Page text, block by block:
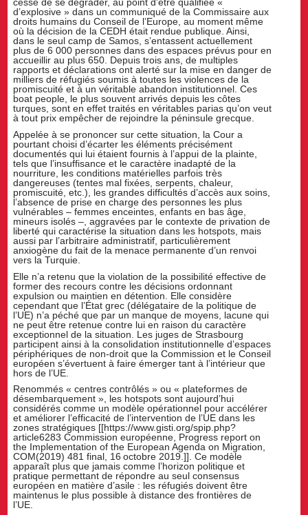
d’explosive » dans un communiqué de la Commissaire aux
droits humains du Conseil de l’Europe, au moment même
où la décision de la CEDH était rendue publique. Ainsi,
dans le seul camp de Samos, s’entassent actuellement
plus de 6 000 personnes dans des espaces prévus pour en
accueillir au plus 650. Depuis trois ans, de multiples
rapports et déclarations ont alerté sur la mise en danger de
milliers de réfugiés soumis à toutes les violences de la
promiscuité et à un véritable abandon institutionnel. Ces
boat people, le plus souvent arrivés depuis les côtes
turques, sont en effet traités en véritables parias qu’on veut
à tout prix empêcher de rejoindre la péninsule grecque.
Appelée à se prononcer sur cette situation, la Cour a
pourtant choisi d’écarter les éléments précisément
documentés qui lui étaient fournis à l’appui de la plainte,
tels que l’insuffisance et le caractère inadapté de la
nourriture, les conditions matérielles parfois très
dangereuses (tentes mal fixées, serpents, chaleur,
promiscuité, etc.), les grandes difficultés d’accès aux soins,
l’absence de prise en charge des personnes les plus
vulnérables – femmes enceintes, enfants en bas âge,
mineurs isolés –, aggravées par le contexte de privation de
liberté qui caractérise la situation dans les hotspots, mais
aussi par l’arbitraire administratif, particulièrement
anxiogène du fait de la menace permanente d’un renvoi
vers la Turquie.
Elle n’a retenu que la violation de la possibilité effective de
former des recours contre les décisions ordonnant
expulsion ou maintien en détention. Elle considère
cependant que l’État grec (délégataire de la politique de
l’UE) n’a péché que par un manque de moyens, lacune qui
ne peut être retenue contre lui en raison du caractère
exceptionnel de la situation. Les juges de Strasbourg
participent ainsi à la consolidation institutionnelle d’espaces
périphériques de non-droit que la Commission et le Conseil
européen s’évertuent à faire émerger tant à l’intérieur que
hors de l’UE.
Renommés « centres contrôlés » ou « plateformes de
désembarquement », les hotspots sont aujourd’hui
considérés comme un modèle opérationnel pour accélérer
et améliorer l’efficacité de l’intervention de l’UE dans les
zones stratégiques [[https://www.gisti.org/spip.php?
article6283 Commission européenne, Progress report on
the Implementation of the European Agenda on Migration,
COM(2019) 481 final, 16 octobre 2019.]]. Ce modèle
apparaît plus que jamais comme l’horizon politique et
pratique permettant de répondre au seul consensus
européen en matière d’asile : les réfugiés doivent être
maintenus le plus possible à distance des frontières de
l’UE.